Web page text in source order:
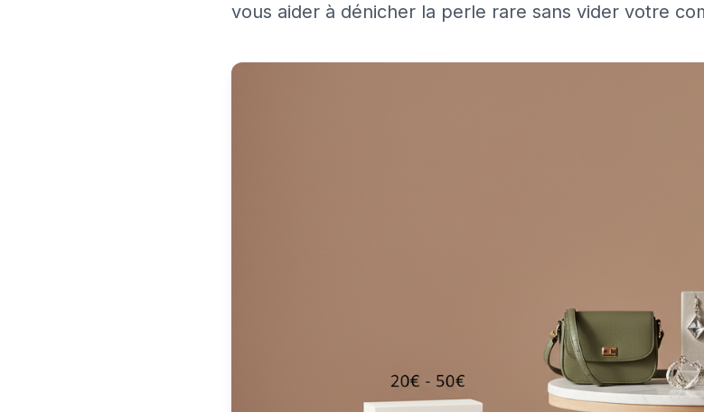
vous aider à dénicher la perle rare sans vider votre